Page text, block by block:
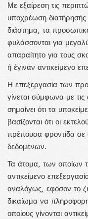
Με εξαίρεση τις
υποχρέωση διατήρησής
διάστημα, τα
φυλάσσονται για
απαραίτητο για τους
ή έγιναν αντικείμενο
Η επεξεργασία των
γίνεται σύμφωνα με
σημαίνει ότι τα
βασίζονται ότι οι
πρέπουσα φροντίδα σε
δεδομένων.
Τα άτομα, των οποίων
αντικείμενο
αναλόγως, εφόσον το
δικαίωμα να
οποίους γίνονται